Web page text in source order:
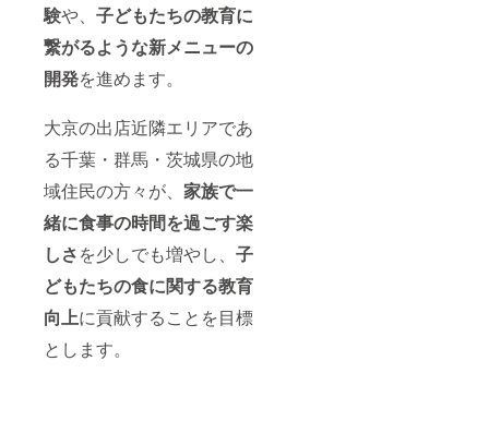
験や、 子どもたちの教育に
繋がるような新メニューの
開発を進めます。
大京の出店近隣エリアであ
る千葉・群馬・茨城県の地
域住民の方々が、 家族で一
緒に食事の時間を過ごす楽
しさを少しでも増やし、 子
どもたちの食に関する教育
向上に貢献することを目標
とします。